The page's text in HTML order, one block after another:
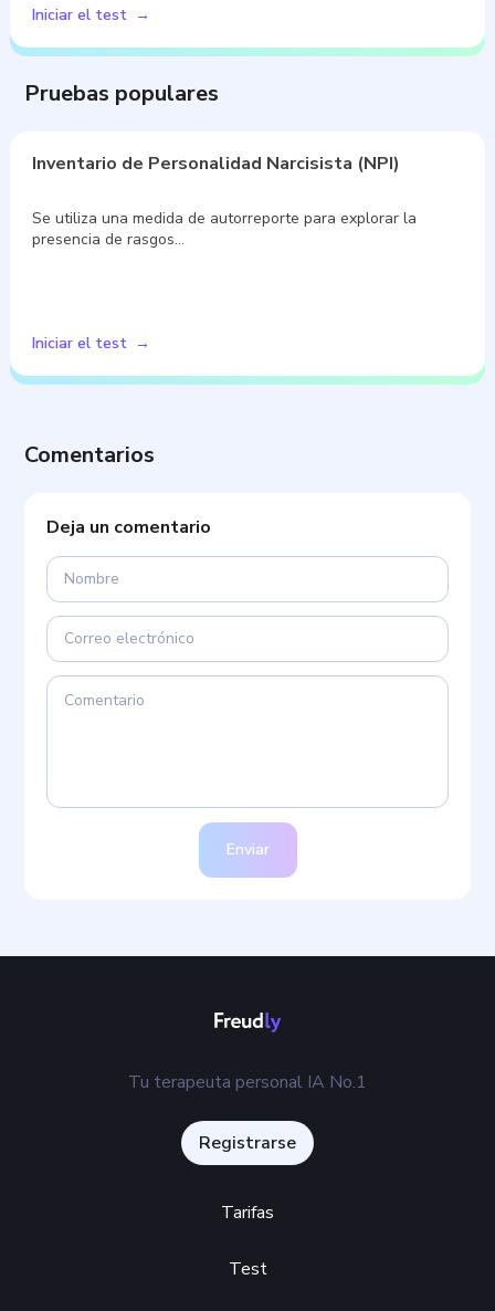
Iniciar el test
Pruebas populares
Inventario de Personalidad Narcisista (NPI)
Se utiliza una medida de autorreporte para explorar la
presencia de rasgos…
Iniciar el test
Comentarios
Deja un comentario
Enviar
Tu terapeuta personal IA No.1
Registrarse
Tarifas
Test